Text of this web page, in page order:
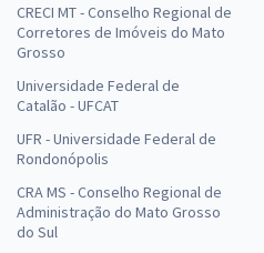
CRECI MT - Conselho Regional de
Corretores de Imóveis do Mato
Grosso
Universidade Federal de
Catalão - UFCAT
UFR - Universidade Federal de
Rondonópolis
CRA MS - Conselho Regional de
Administração do Mato Grosso
do Sul